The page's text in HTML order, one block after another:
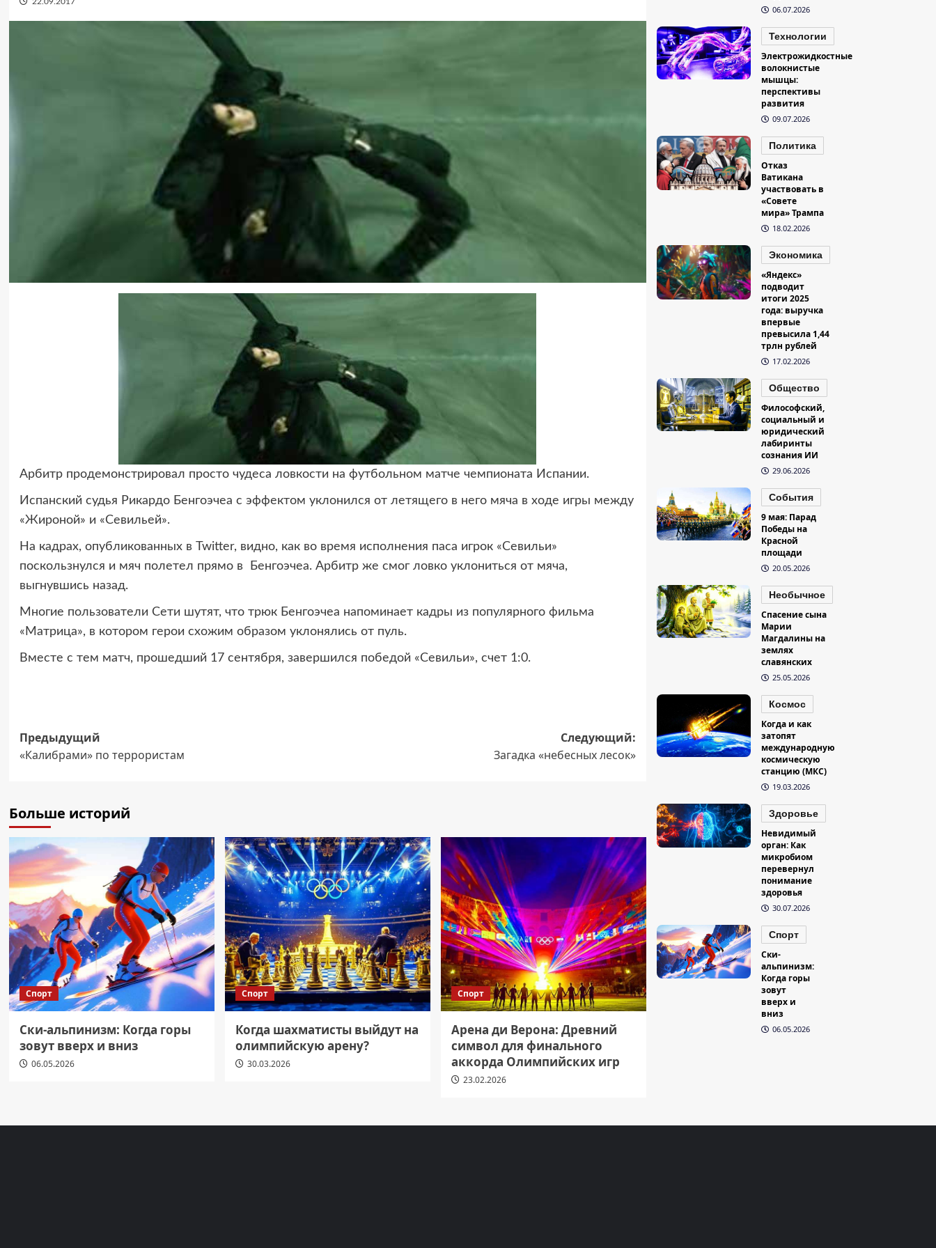
22.09.2017
Арбитр продемонстрировал просто чудеса ловкости на футбольном матче чемпионата Испании.
Испанский судья Рикардо Бенгоэчеа с эффектом уклонился от летящего в него мяча в ходе игры между
«Жироной» и «Севильей».
На кадрах, опубликованных в Twitter, видно, как во время исполнения паса игрок «Севильи»
поскользнулся и мяч полетел прямо в Бенгоэчеа. Арбитр же смог ловко уклониться от мяча,
выгнувшись назад.
Многие пользователи Сети шутят, что трюк Бенгоэчеа напоминает кадры из популярного фильма
«Матрица», в котором герои схожим образом уклонялись от пуль.
Вместе с тем матч, прошедший 17 сентября, завершился победой «Севильи», счет 1:0.
Навигация
записи
Предыдущий
«Калибрами» по террористам
Следующий:
Загадка «небесных лесок»
Больше историй
Спорт
Ски-альпинизм: Когда горы
зовут вверх и вниз
06.05.2026
Спорт
Когда шахматисты выйдут на
олимпийскую арену?
30.03.2026
Спорт
Арена ди Верона: Древний
символ для финального
аккорда Олимпийских игр
23.02.2026
06.07.2026
Технологии
Электрожидкостные
волокнистые
мышцы:
перспективы
развития
09.07.2026
Политика
Отказ
Ватикана
участвовать в
«Совете
мира» Трампа
18.02.2026
Экономика
«Яндекс»
подводит
итоги 2025
года: выручка
впервые
превысила 1,44
трлн рублей
17.02.2026
Общество
Философский,
социальный и
юридический
лабиринты
сознания ИИ
29.06.2026
События
9 мая: Парад
Победы на
Красной
площади
20.05.2026
Необычное
Спасение сына
Марии
Магдалины на
землях
славянских
25.05.2026
Космос
Когда и как
затопят
международную
космическую
станцию (МКС)
19.03.2026
Здоровье
Невидимый
орган: Как
микробиом
перевернул
понимание
здоровья
30.07.2026
Спорт
Ски-
альпинизм:
Когда горы
зовут
вверх и
вниз
06.05.2026